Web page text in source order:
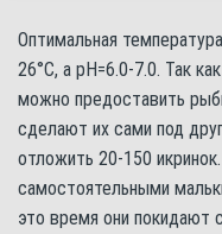
Оптимальная
26°С, а pH=6.0-7.0. Так
можно предоставить
сделают их сами под
отложить 20-150
самостоятельными
это время они покидают